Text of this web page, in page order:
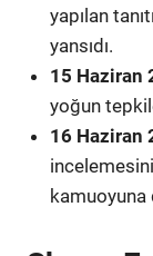
yapılan
yansıdı.
15 Haziran
yoğun
16 Haziran
kamuoyuna